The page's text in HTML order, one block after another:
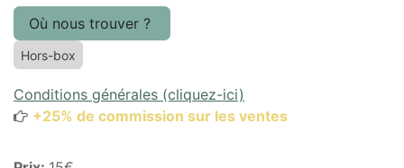
Où nous trouver ?
Hors-box
Conditions générales (cliquez-ici)
+25% de commission sur les ventes